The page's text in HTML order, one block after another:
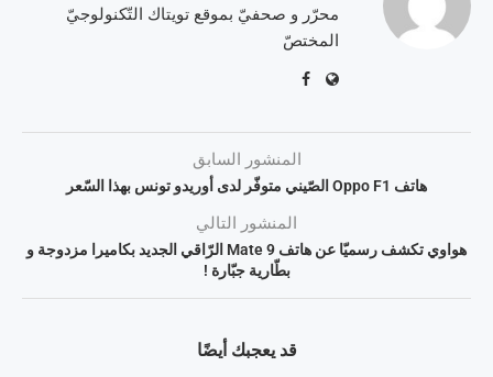
محرّر و صحفيّ بموقع تويتاك التّكنولوجيّ
المختصّ
المنشور السابق
هاتف Oppo F1 الصّيني متوفّر لدى أوريدو تونس بهذا السّعر
المنشور التالي
هواوي تكشف رسميّا عن هاتف Mate 9 الرّاقي الجديد بكاميرا مزدوجة و
بطّارية جبّارة !
قد يعجبك أيضًا